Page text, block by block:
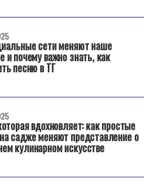
сети меняют наше
и почему важно знать, как
песню в ТГ
вдохновляет: как простые
садже меняют представление о
кулинарном искусстве